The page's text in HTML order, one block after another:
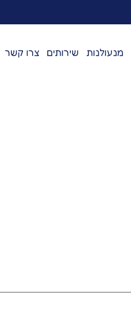
מנעולנות שירותים צרו קשר